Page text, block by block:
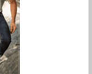
VALIKUID
Sall, käsitöö,
ja naturaalsiid
75.00